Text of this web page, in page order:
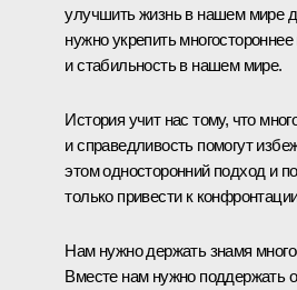
улучшить жизнь в нашем мире
нужно укрепить
и стабильность в нашем мире.
История учит нас тому, что
и справедливость помогут
этом односторонний подход и
только привести к
Нам нужно держать знамя
Вместе нам нужно поддержать